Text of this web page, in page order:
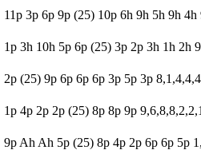
11p 3p 6p 9p (25) 10p 6h 9h 5h 9h 4h
1p 3h 10h 5p 6p (25) 3p 2p 3h 1h 2h
2p (25) 9p 6p 6p 6p 3p 5p 3p
1p 4p 2p 2p (25) 8p 8p 9p 9,6,8,8,2,2,1
9p Ah Ah 5p (25) 8p 4p 2p 6p 6p 5p